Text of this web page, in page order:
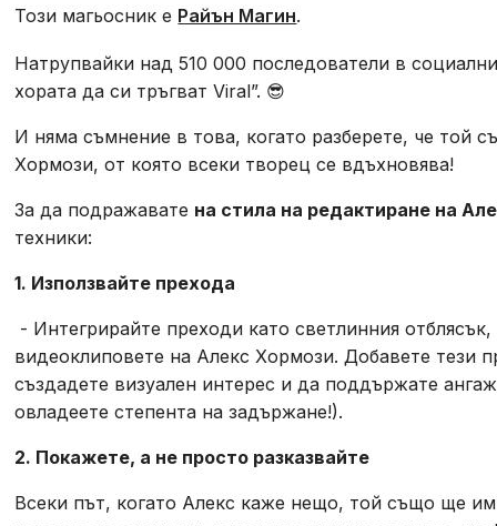
Този магьосник е Райън Магин.
Натрупвайки над 510 000 последователи в
хората да си тръгват Viral”. 😎
И няма съмнение в това, когато разберете, че той
Хормози, от която всеки творец се вдъхновява!
За да подражавате на стила на редактиране на
техники:
1. Използвайте прехода
- Интегрирайте преходи като светлинния
видеоклиповете на Алекс Хормози. Добавете тези
създадете визуален интерес и да поддържате
овладеете степента на задържане!).
2. Покажете, а не просто разказвайте
Всеки път, когато Алекс каже нещо, той също ще